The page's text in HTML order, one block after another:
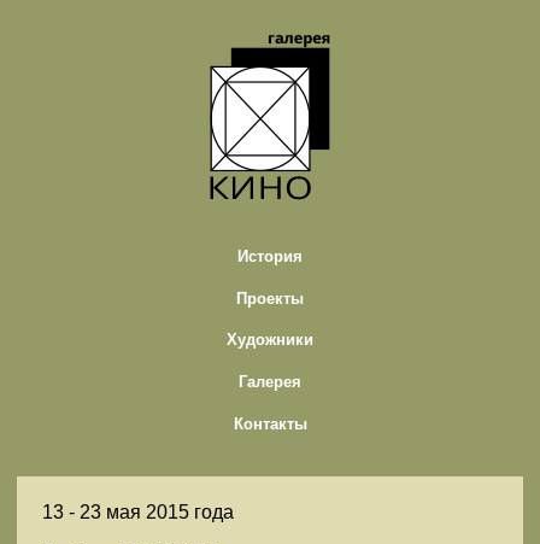
История
Проекты
Художники
Галерея
Контакты
13 - 23 мая 2015 года